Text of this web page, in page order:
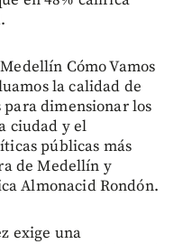
Cómo Vamos
la calidad de
para dimensionar los
ciudad y el
públicas más
de Medellín y
Almonacid Rondón.
exige una